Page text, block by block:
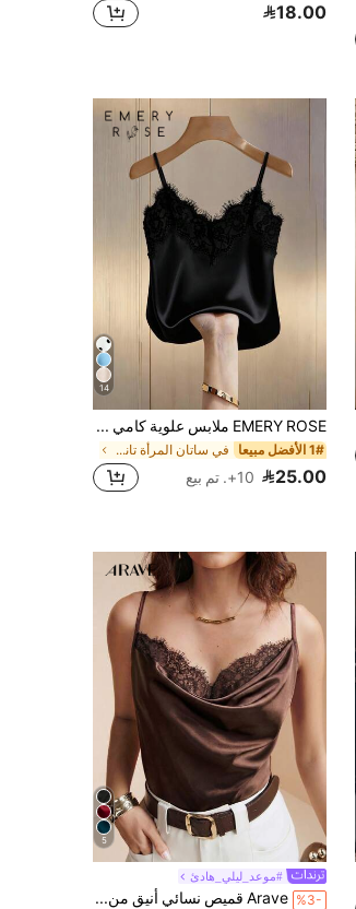
18.00
14
EMERY ROSE ملابس علوية كامي مطرز بالدانتيل والساتان مناسب وجذاب، صيفي مناسب للشاطئ والعطلات والسفر الرسمي للنساء
1# الأفضل مبيعا في ساتان المرأة تانك قمم & كاميس
25.00 10+. تم بيع
5
#موعد_ليلي_هادئ
%3- Arave قميص نسائي أنيق من الساتان والدانتيل باللون الأسود